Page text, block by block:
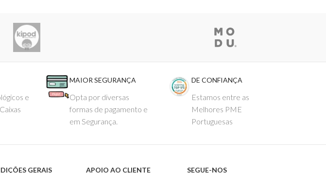
e
MAIOR SEGURANÇA
Opta por diversas
formas de pagamento e
em Segurança.
DE CONFIANÇA
Estamos entre as
Melhores PME
Portuguesas
GERAIS APOIO AO CLIENTE SEGUE-NOS